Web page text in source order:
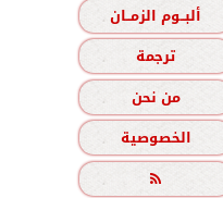
ألبــوم الزمــان
ترجمة
من نحن
الخصوصية
